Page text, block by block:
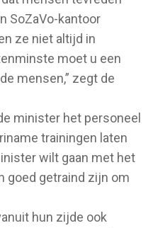
SoZaVo-kantoor
ze niet altijd in
moet u een
mensen,” zegt de
minister het personeel
trainingen laten
wilt gaan met het
goed getraind zijn om
hun zijde ook